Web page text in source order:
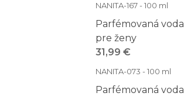
NANITA-167 - 100 ml
Parfémovaná voda
pre ženy
31,99 €
NANITA-073 - 100 ml
Parfémovaná voda